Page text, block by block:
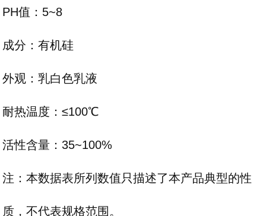
PH值：5~8
成分：有机硅
外观：乳白色乳液
耐热温度：≤100℃
活性含量：35~100%
注：本数据表所列数值只描述了本产品典型的性
质，不代表规格范围。